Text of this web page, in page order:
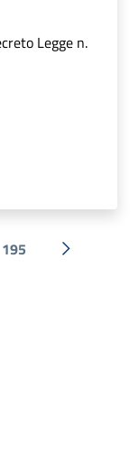
Legge n.
195 Successiva